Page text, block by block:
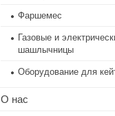
Фаршемес
Газовые и
шашлычницы
Оборудование для
О нас